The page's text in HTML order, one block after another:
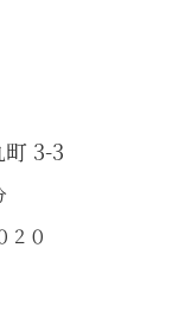
3-3
２０